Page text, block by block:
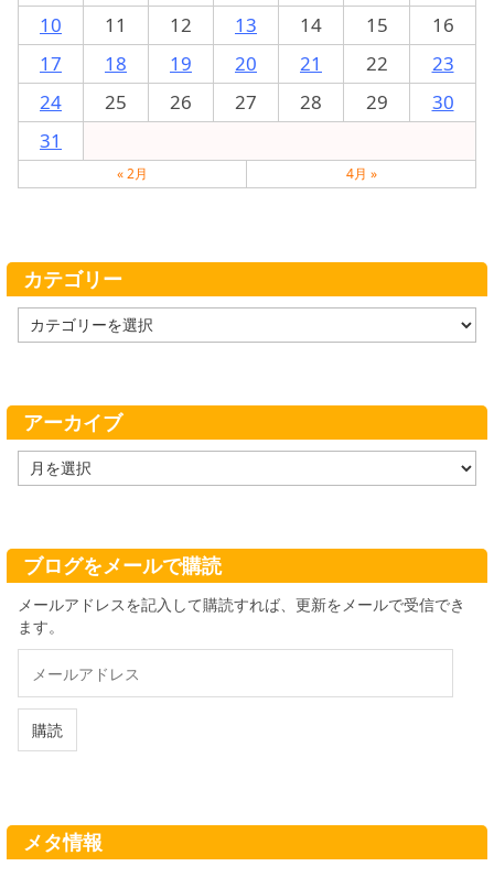
10
11 12 13 14 15
16
17
18 19 20 21 22
23
24
25 26 27 28 29
30
31
« 2月 4月 »
カテゴリー
テ
ー
アーカイブ
ー
ブ
ブログをメールで購読
メールアドレスを記入して購読すれば、更新をメールで受信でき
ます。
ル
ド
購読
メタ情報